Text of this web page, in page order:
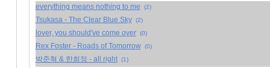
everything means nothing to me (2)
Tsukasa - The Clear Blue Sky (2)
lover, you should've come over (0)
Rex Foster - Roads of Tomorrow (0)
박준혁 & 한희정 - all right (1)